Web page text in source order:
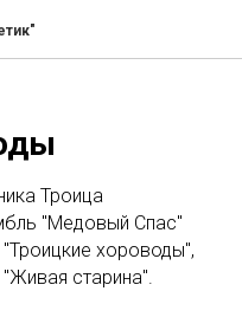
Троица
"Медовый Спас"
"Троицкие хороводы",
старина".